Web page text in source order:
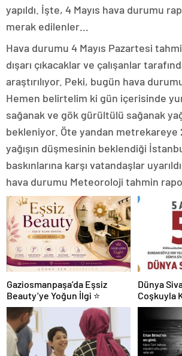
yapıldı. İşte, 4 Mayıs hava durumu
merak edilenler…
Hava durumu 4 Mayıs Pazartesi
dışarı çıkacaklar ve çalışanlar
araştırılıyor. Peki, bugün hava
Hemen belirtelim ki gün içerisinde
sağanak ve gök gürültülü sağanak
bekleniyor. Öte yandan metrekareye
yağışın düşmesinin beklendiği
baskınlarına karşı vatandaşlar
hava durumu Meteoroloji tahmin
Gaziosmanpaşa’da Eşsiz
Beauty’ye Yoğun İlgi ⭐
Dünya
Coşkuyla